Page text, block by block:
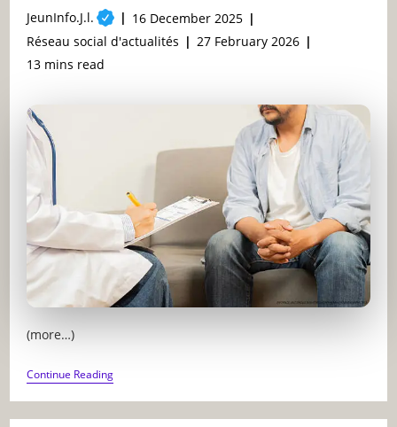
Post
author:
JeunInfo.J.l.
Post
published:
16 December 2025
Post
category:
Réseau social d'actualités
Post
27 February 2026
Reading
13 mins read
(more…)
Continue ReadingCOMMENT
BIEN
CHOISIR
SON